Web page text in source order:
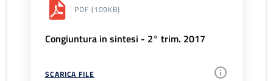
PDF (109KB)
Congiuntura in sintesi - 2° trim. 2017
SCARICA FILE